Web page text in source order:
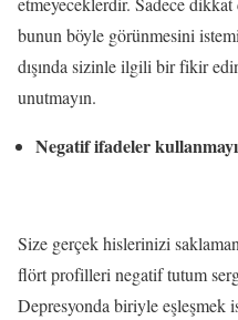
bunun böyle görünmesini
dışında sizinle ilgili bir fikir
unutmayın.
Negatif ifadeler
Size gerçek hislerinizi
flört profilleri negatif tutum
Depresyonda biriyle eşleşmek